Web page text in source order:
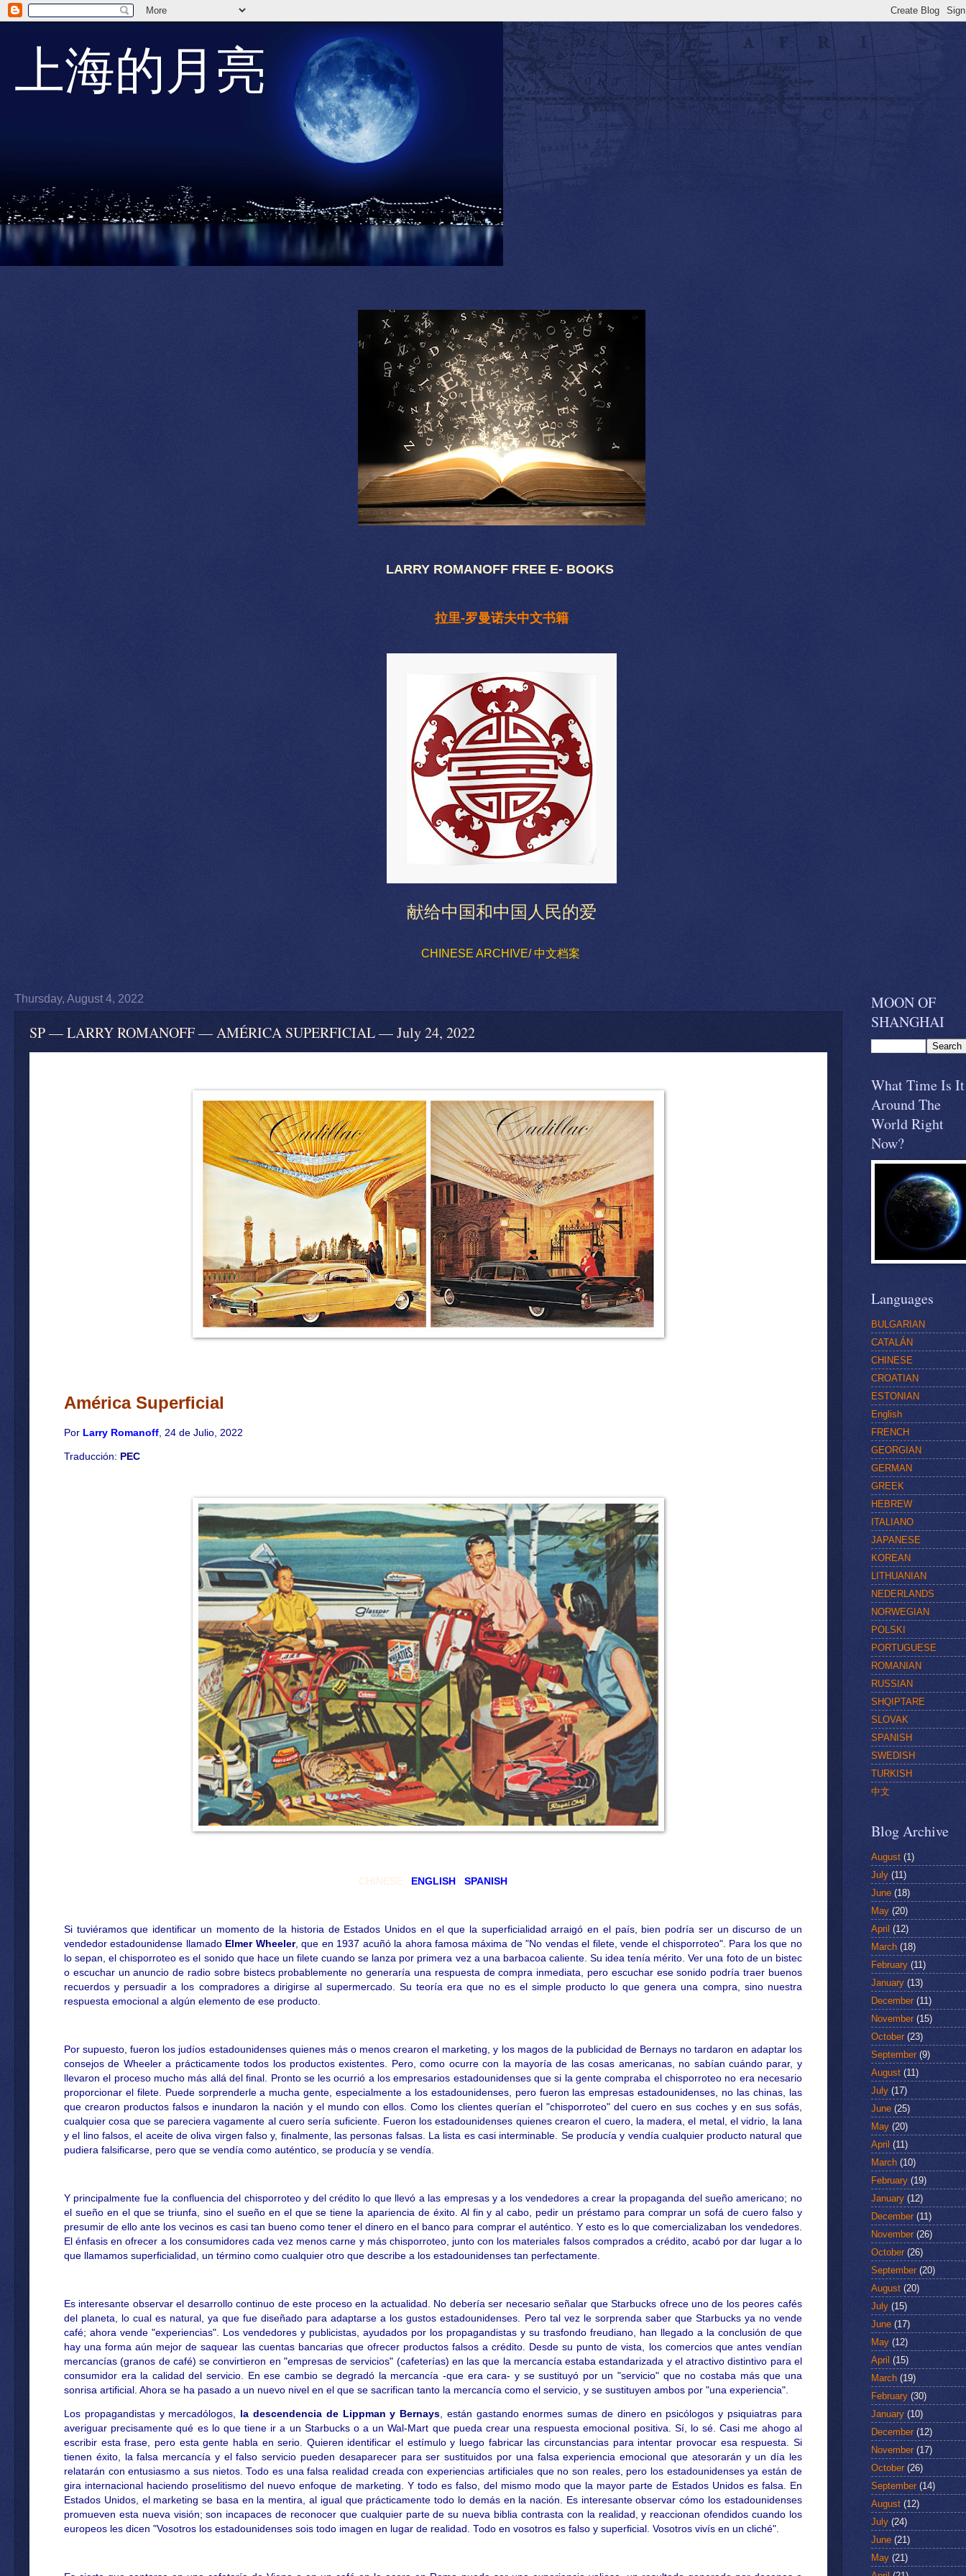
上海的月亮
LARRY ROMANOFF FREE E- BOOKS
拉里-罗曼诺夫中文书籍
献给中国和中国人民的爱
CHINESE ARCHIVE/ 中文档案
Thursday, August 4, 2022
SP — LARRY ROMANOFF — AMÉRICA SUPERFICIAL — July 24, 2022
América Superficial
Por Larry Romanoff , 24 de Julio, 2022
Traducción: PEC
CHINESE ENGLISH SPANISH
Si tuviéramos que identificar un momento de la historia de Estados Unidos en el que la superficialidad arraigó en el país, bien podría ser un discurso de un
vendedor estadounidense llamado Elmer Wheeler, que en 1937 acuñó la ahora famosa máxima de "No vendas el filete, vende el chisporroteo". Para los que no
lo sepan, el chisporroteo es el sonido que hace un filete cuando se lanza por primera vez a una barbacoa caliente. Su idea tenía mérito. Ver una foto de un bistec
o escuchar un anuncio de radio sobre bistecs probablemente no generaría una respuesta de compra inmediata, pero escuchar ese sonido podría traer buenos
recuerdos y persuadir a los compradores a dirigirse al supermercado. Su teoría era que no es el simple producto lo que genera una compra, sino nuestra
respuesta emocional a algún elemento de ese producto.
Por supuesto, fueron los judíos estadounidenses quienes más o menos crearon el marketing, y los magos de la publicidad de Bernays no tardaron en adaptar los
consejos de Wheeler a prácticamente todos los productos existentes. Pero, como ocurre con la mayoría de las cosas americanas, no sabían cuándo parar, y
llevaron el proceso mucho más allá del final. Pronto se les ocurrió a los empresarios estadounidenses que si la gente compraba el chisporroteo no era necesario
proporcionar el filete. Puede sorprenderle a mucha gente, especialmente a los estadounidenses, pero fueron las empresas estadounidenses, no las chinas, las
que crearon productos falsos e inundaron la nación y el mundo con ellos. Como los clientes querían el "chisporroteo" del cuero en sus coches y en sus sofás,
cualquier cosa que se pareciera vagamente al cuero sería suficiente. Fueron los estadounidenses quienes crearon el cuero, la madera, el metal, el vidrio, la lana
y el lino falsos, el aceite de oliva virgen falso y, finalmente, las personas falsas. La lista es casi interminable. Se producía y vendía cualquier producto natural que
pudiera falsificarse, pero que se vendía como auténtico, se producía y se vendía.
Y principalmente fue la confluencia del chisporroteo y del crédito lo que llevó a las empresas y a los vendedores a crear la propaganda del sueño americano; no
el sueño en el que se triunfa, sino el sueño en el que se tiene la apariencia de éxito. Al fin y al cabo, pedir un préstamo para comprar un sofá de cuero falso y
presumir de ello ante los vecinos es casi tan bueno como tener el dinero en el banco para comprar el auténtico. Y esto es lo que comercializaban los vendedores.
El énfasis en ofrecer a los consumidores cada vez menos carne y más chisporroteo, junto con los materiales falsos comprados a crédito, acabó por dar lugar a lo
que llamamos superficialidad, un término como cualquier otro que describe a los estadounidenses tan perfectamente.
Es interesante observar el desarrollo continuo de este proceso en la actualidad. No debería ser necesario señalar que Starbucks ofrece uno de los peores cafés
del planeta, lo cual es natural, ya que fue diseñado para adaptarse a los gustos estadounidenses. Pero tal vez le sorprenda saber que Starbucks ya no vende
café; ahora vende "experiencias". Los vendedores y publicistas, ayudados por los propagandistas y su trasfondo freudiano, han llegado a la conclusión de que
hay una forma aún mejor de saquear las cuentas bancarias que ofrecer productos falsos a crédito. Desde su punto de vista, los comercios que antes vendían
mercancías (granos de café) se convirtieron en "empresas de servicios" (cafeterías) en las que la mercancía estaba estandarizada y el atractivo distintivo para el
consumidor era la calidad del servicio. En ese cambio se degradó la mercancía -que era cara- y se sustituyó por un "servicio" que no costaba más que una
sonrisa artificial. Ahora se ha pasado a un nuevo nivel en el que se sacrifican tanto la mercancía como el servicio, y se sustituyen ambos por "una experiencia".
Los propagandistas y mercadólogos, la descendencia de Lippman y Bernays, están gastando enormes sumas de dinero en psicólogos y psiquiatras para
averiguar precisamente qué es lo que tiene ir a un Starbucks o a un Wal-Mart que pueda crear una respuesta emocional positiva. Sí, lo sé. Casi me ahogo al
escribir esta frase, pero esta gente habla en serio. Quieren identificar el estímulo y luego fabricar las circunstancias para intentar provocar esa respuesta. Si
tienen éxito, la falsa mercancía y el falso servicio pueden desaparecer para ser sustituidos por una falsa experiencia emocional que atesorarán y un día les
relatarán con entusiasmo a sus nietos. Todo es una falsa realidad creada con experiencias artificiales que no son reales, pero los estadounidenses ya están de
gira internacional haciendo proselitismo del nuevo enfoque de marketing. Y todo es falso, del mismo modo que la mayor parte de Estados Unidos es falsa. En
Estados Unidos, el marketing se basa en la mentira, al igual que prácticamente todo lo demás en la nación. Es interesante observar cómo los estadounidenses
promueven esta nueva visión; son incapaces de reconocer que cualquier parte de su nueva biblia contrasta con la realidad, y reaccionan ofendidos cuando los
europeos les dicen "Vosotros los estadounidenses sois todo imagen en lugar de realidad. Todo en vosotros es falso y superficial. Vosotros vivís en un cliché".
MOON OF
SHANGHAI
What Time Is It
Around The
World Right
Now?
Languages
BULGARIAN
CATALÁN
CHINESE
CROATIAN
ESTONIAN
English
FRENCH
GEORGIAN
GERMAN
GREEK
HEBREW
ITALIANO
JAPANESE
KOREAN
LITHUANIAN
NEDERLANDS
NORWEGIAN
POLSKI
PORTUGUESE
ROMANIAN
RUSSIAN
SHQIPTARE
SLOVAK
SPANISH
SWEDISH
TURKISH
中文
Blog Archive
August (1)
July (11)
June (18)
May (20)
April (12)
March (18)
February (11)
January (13)
December(11)
November(15)
October(23)
September(9)
August (11)
July (17)
June (25)
May (20)
April (11)
March (10)
February (19)
January (12)
December(11)
November(26)
October(26)
September(20)
August (20)
July (15)
June (17)
May (12)
April (15)
March (19)
February (30)
January (10)
December(12)
November(17)
October(26)
September(14)
August (12)
July (24)
June (21)
May (21)